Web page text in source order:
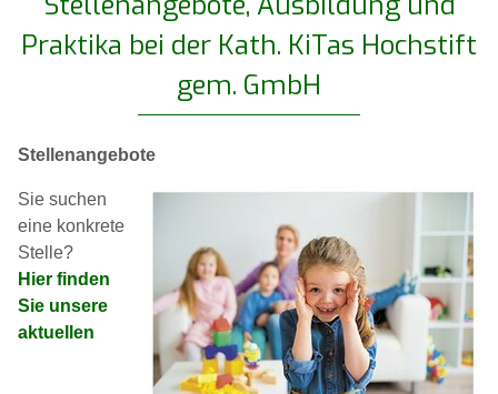
Praktika bei der Kath. KiTas Hochstift
gem. GmbH
Stellenangebote
Sie suchen
eine konkrete
Stelle?
Hier finden
Sie unsere
aktuellen